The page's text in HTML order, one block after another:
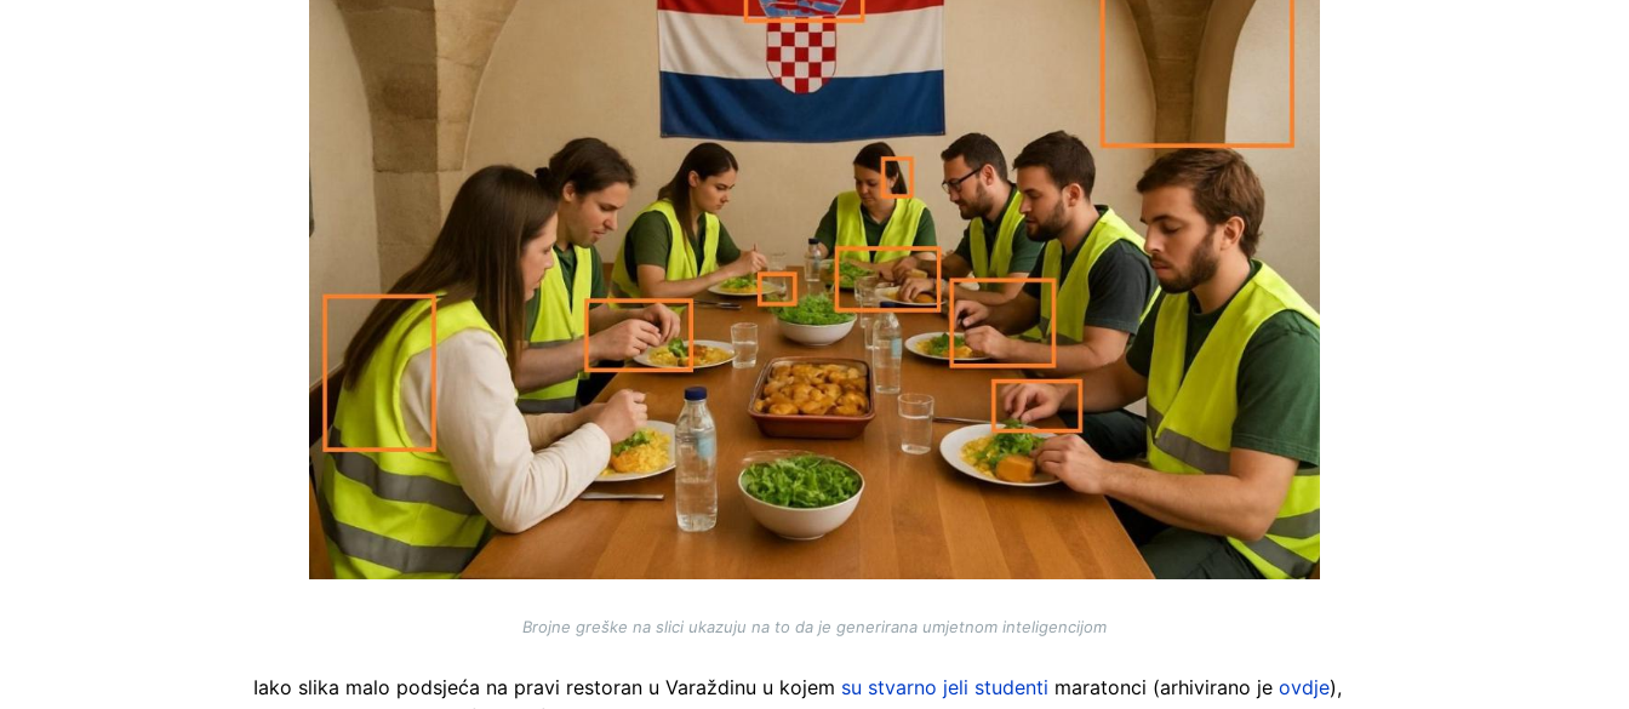
Brojne greške na slici ukazuju na to da je generirana umjetnom inteligencijom
Iako slika malo podsjeća na pravi restoran u Varaždinu u kojem su stvarno jeli studenti maratonci (arhivirano je ovdje),